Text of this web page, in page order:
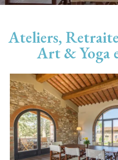
Ateliers,
Art & Yoga